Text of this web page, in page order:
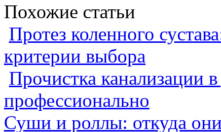
Похожие статьи
Протез коленного
критерии выбора
Прочистка канализации
профессионально
Суши и роллы: откуда